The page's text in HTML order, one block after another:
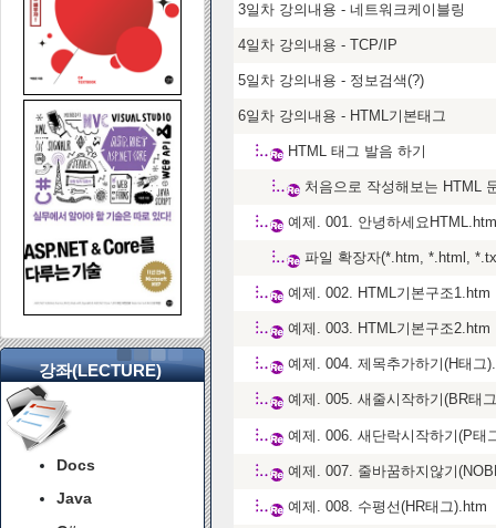
강좌(LECTURE)
Docs
Java
3일차 강의내용 - 네트워크케이블링
4일차 강의내용 - TCP/IP
5일차 강의내용 - 정보검색(?)
6일차 강의내용 - HTML기본태그
HTML 태그 발음 하기
처음으로 작성해보는 HTML
예제. 001. 안녕하세요HTML.htm
파일 확장자(*.htm, *.html,
예제. 002. HTML기본구조1.htm
예제. 003. HTML기본구조2.htm
예제. 004. 제목추가하기(H태그
예제. 005. 새줄시작하기(BR태
예제. 006. 새단락시작하기(P태
예제. 007. 줄바꿈하지않기
예제. 008. 수평선(HR태그).htm